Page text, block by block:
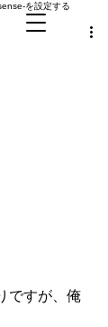
を設定する
ですが、俺